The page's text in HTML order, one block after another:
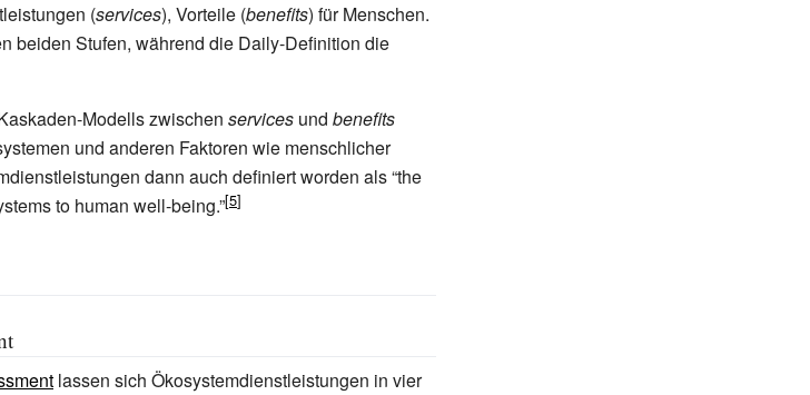
(services), Vorteile (benefits) für Menschen.
beiden Stufen, während die Daily-Definition die
Modells zwischen services und benefits
und anderen Faktoren wie menschlicher
dann auch definiert worden als “the
to human well-being.”
lassen sich Ökosystemdienstleistungen in vier